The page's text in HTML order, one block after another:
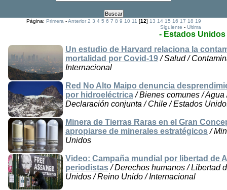
Página:Primera -Anterior 2 3 4 5 6 7 8 9 10 11 [12]13 14 15 16 17 18 19
Siguiente -Ultima
- Estados Unidos
Un estudio de Harvard relaciona la
mortalidad por Covid-19/ Salud /
Internacional
Red No Alto Maipo denuncia
por hidroeléctrica/ Bienes comunes /
Declaración conjunta / Chile / Estados
Minera de Tierras Raras en el Gran
apropiarse de minerales estratégicos/
Unidos
Video: Campaña mundial por libertad de
periodistas/ Derechos humanos / Libertad
Unidos / Reino Unido / Internacional